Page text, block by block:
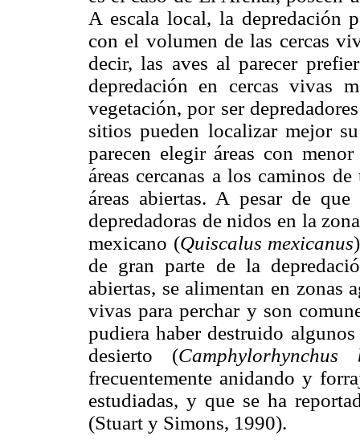
A escala local, la depredación
con el volumen de las cercas
decir, las aves al parecer
depredación en cercas vivas
vegetación, por ser
sitios pueden localizar mejor
parecen elegir áreas con
áreas cercanas a los caminos
áreas abiertas. A pesar de
depredadoras de nidos en la
mexicano (Quiscalus mexicanus)
de gran parte de la
abiertas, se alimentan en zonas
vivas para perchar y son
pudiera haber destruido
desierto (Camphylorhynchus
frecuentemente anidando y
estudiadas, y que se ha
(Stuart y Simons, 1990).